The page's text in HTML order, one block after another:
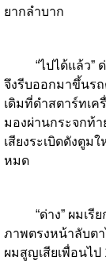
ยากลำบาก
“ไปได้แล้ว” ด่า
จึงรีบออกมาขึ้นร
เดิมที่ดำสตาร์ทเค
มองผ่านกระจกท้
เสียงระเบิดดังตูม
หมด
“ด่าง” ผมเรียก
ภาพตรงหน้าลับต
ผมสูญเสียเพื่อนไ